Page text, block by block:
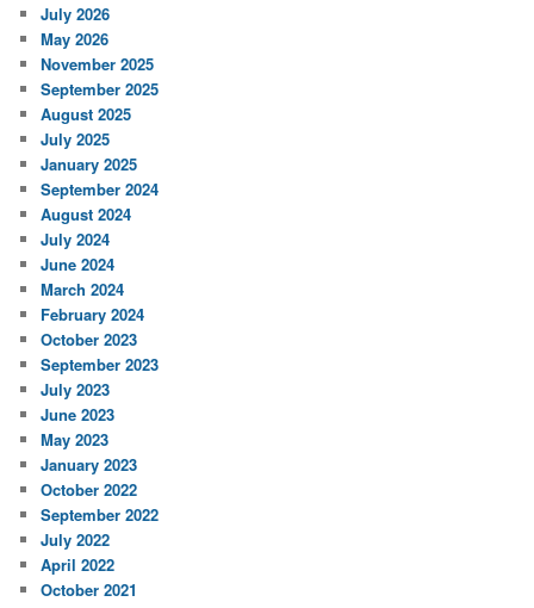
July 2026
May 2026
November 2025
September 2025
August 2025
July 2025
January 2025
September 2024
August 2024
July 2024
June 2024
March 2024
February 2024
October 2023
September 2023
July 2023
June 2023
May 2023
January 2023
October 2022
September 2022
July 2022
April 2022
October 2021